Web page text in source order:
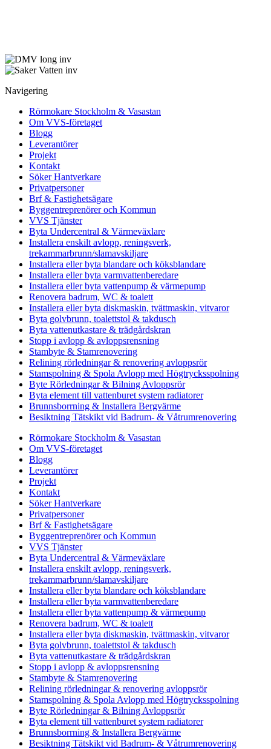
Navigering
Rörmokare Stockholm & Vasastan
Om VVS-företaget
Blogg
Leverantörer
Projekt
Kontakt
Söker Hantverkare
Privatpersoner
Brf & Fastighetsägare
Byggentreprenörer och Kommun
VVS Tjänster
Byta Undercentral & Värmeväxlare
Installera enskilt avlopp, reningsverk,
trekammarbrunn/slamavskiljare
Installera eller byta blandare och köksblandare
Installera eller byta varmvattenberedare
Installera eller byta vattenpump & värmepump
Renovera badrum, WC & toalett
Installera eller byta diskmaskin, tvättmaskin, vitvaror
Byta golvbrunn, toalettstol & takdusch
Byta vattenutkastare & trädgårdskran
Stopp i avlopp & avloppsrensning
Stambyte & Stamrenovering
Relining rörledningar & renovering avloppsrör
Stamspolning & Spola Avlopp med Högtrycksspolning
Byte Rörledningar & Bilning Avloppsrör
Byta element till vattenburet system radiatorer
Brunnsborrning & Installera Bergvärme
Besiktning Tätskikt vid Badrum- & Våtrumrenovering
Rörmokare Stockholm & Vasastan
Om VVS-företaget
Blogg
Leverantörer
Projekt
Kontakt
Söker Hantverkare
Privatpersoner
Brf & Fastighetsägare
Byggentreprenörer och Kommun
VVS Tjänster
Byta Undercentral & Värmeväxlare
Installera enskilt avlopp, reningsverk,
trekammarbrunn/slamavskiljare
Installera eller byta blandare och köksblandare
Installera eller byta varmvattenberedare
Installera eller byta vattenpump & värmepump
Renovera badrum, WC & toalett
Installera eller byta diskmaskin, tvättmaskin, vitvaror
Byta golvbrunn, toalettstol & takdusch
Byta vattenutkastare & trädgårdskran
Stopp i avlopp & avloppsrensning
Stambyte & Stamrenovering
Relining rörledningar & renovering avloppsrör
Stamspolning & Spola Avlopp med Högtrycksspolning
Byte Rörledningar & Bilning Avloppsrör
Byta element till vattenburet system radiatorer
Brunnsborrning & Installera Bergvärme
Besiktning Tätskikt vid Badrum- & Våtrumrenovering